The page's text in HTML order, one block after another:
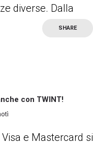
diverse. Dalla
SHARE
con TWINT!
e Mastercard si